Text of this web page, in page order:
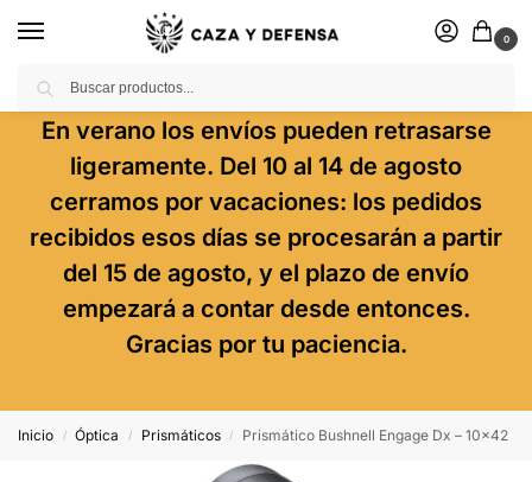
0
En verano los envíos pueden retrasarse
ligeramente. Del 10 al 14 de agosto
cerramos por vacaciones: los pedidos
recibidos esos días se procesarán a partir
del 15 de agosto, y el plazo de envío
empezará a contar desde entonces.
Gracias por tu paciencia.
Inicio / Óptica / Prismáticos / Prismático Bushnell Engage Dx – 10×42